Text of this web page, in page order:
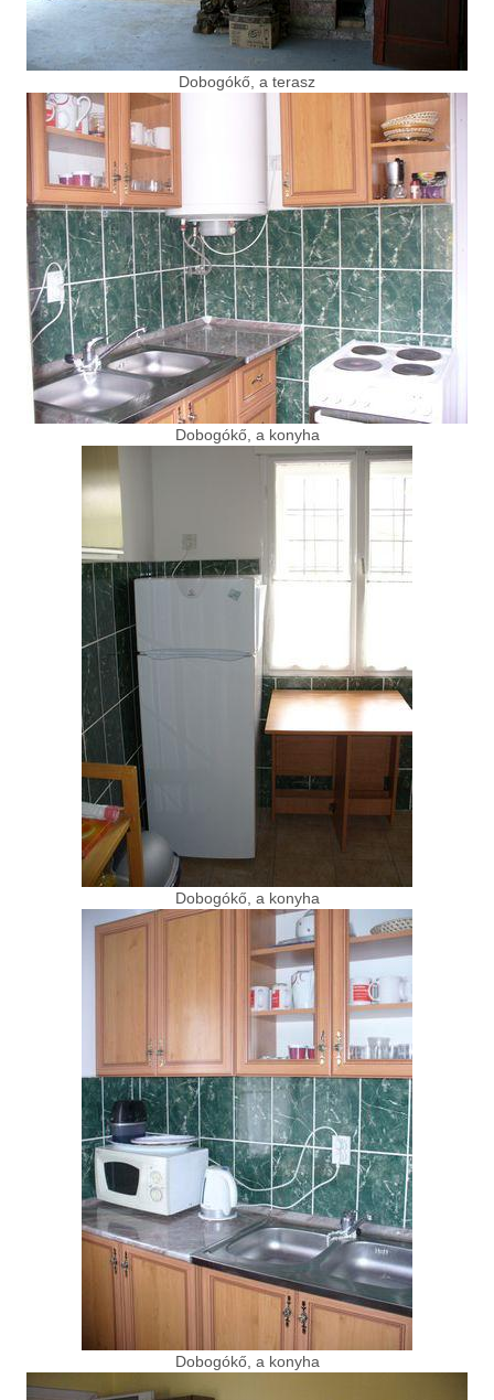
Dobogókő, a terasz
Dobogókő, a konyha
Dobogókő, a konyha
Dobogókő, a konyha